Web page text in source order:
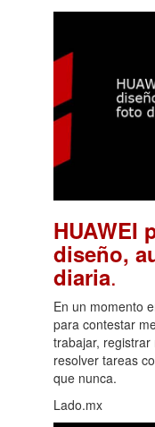
HUAWEI
diseño,
diaria.
En un momento
para contestar
trabajar,
resolver tareas
que nunca.
Lado.mx